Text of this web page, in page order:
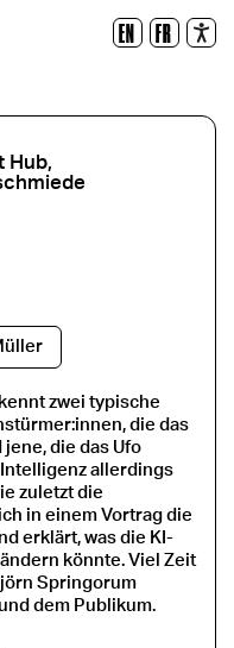
EN FR
Zurücksetzen
Hub,
zwei typische
die das
die das Ufo
allerdings
zuletzt die
in einem Vortrag die
erklärt, was die KI-
könnte. Viel Zeit
Springorum
dem Publikum.